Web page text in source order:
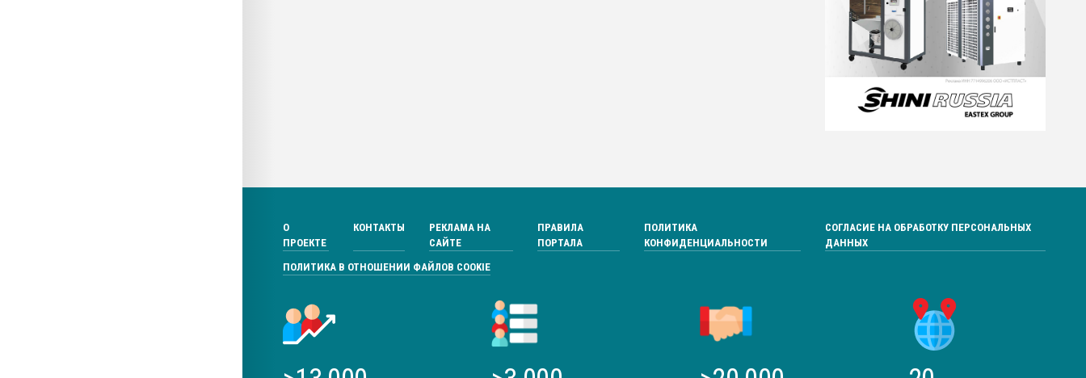
О
ПРОЕКТЕ
КОНТАКТЫ
РЕКЛАМА НА
САЙТЕ
ПРАВИЛА
ПОРТАЛА
ПОЛИТИКА
КОНФИДЕНЦИАЛЬНОСТИ
СОГЛАСИЕ НА ОБРАБОТКУ ПЕРСОНАЛЬНЫХ
ДАННЫХ
ПОЛИТИКА В ОТНОШЕНИИ ФАЙЛОВ COOKIE